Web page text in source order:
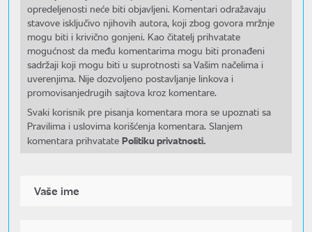
opredeljenosti neće biti objavljeni. Komentari odražavaju
stavove isključivo njihovih autora, koji zbog govora mržnje
mogu biti i krivično gonjeni. Kao čitatelj prihvatate
mogućnost da među komentarima mogu biti pronađeni
sadržaji koji mogu biti u suprotnosti sa Vašim načelima i
uverenjima. Nije dozvoljeno postavljanje linkova i
promovisanjedrugih sajtova kroz komentare.
Svaki korisnik pre pisanja komentara mora se upoznati sa
Pravilima i uslovima korišćenja komentara. Slanjem
komentara prihvatate Politiku privatnosti.